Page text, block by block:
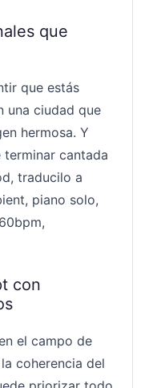
que
que estás
una ciudad que
hermosa. Y
cantada
traducilo a
piano solo,
con
el campo de
coherencia del